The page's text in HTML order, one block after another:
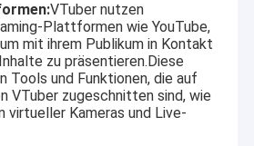
VTuber nutzen
Plattformen wie YouTube,
mit ihrem Publikum in Kontakt
zu präsentieren.Diese
Tools und Funktionen, die auf
VTuber zugeschnitten sind, wie
virtueller Kameras und Live-